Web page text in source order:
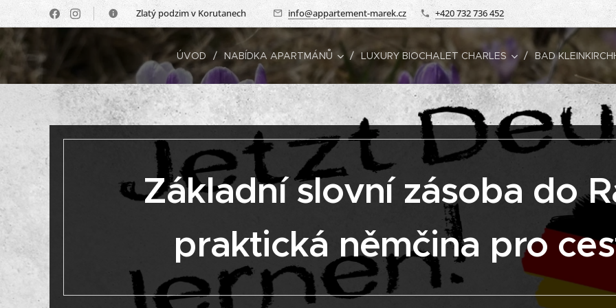
🍂 Zlatý podzim v Korutanech 🍂 info@appartement-marek.cz +420 732 736 452
ÚVOD NABÍDKA APARTMÁNŮ LUXURY BIOCHALET CHARLES BAD
Základní slovní zásoba do
praktická němčina pro